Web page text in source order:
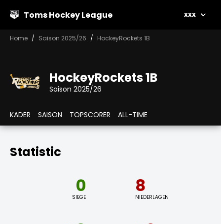
Toms Hockey League xxx
Home Saison 2025/26 HockeyRockets 1B
HockeyRockets 1B
Saison 2025/26
KADER SAISON TOPSCORER ALL-TIME
Statistic
0
SIEGE
8
NIEDERLAGEN